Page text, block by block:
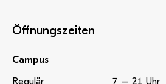
Öffnungszeiten
Campus